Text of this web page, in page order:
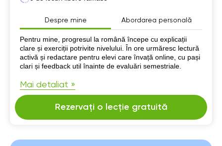
Despre mine Abordarea personală
Despre mine
Pentru mine, progresul la română începe cu explicații
clare și exerciții potrivite nivelului. În ore urmăresc lectură
activă și redactare pentru elevi care învață online, cu pași
clari și feedback util înainte de evaluări semestriale.
Mai detaliat »
Rezervați o lecție gratuită